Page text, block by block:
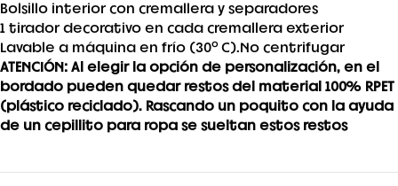
Bolsillo interior con cremallera y separadores
1 tirador decorativo en cada cremallera exterior
Lavable a máquina en frío (30ºC).No centrifugar
ATENCIÓN: Al elegir la opción de personalización, en el
bordado pueden quedar restos del material 100% RPET
(plástico reciclado). Rascando un poquito con la ayuda
de un cepillito para ropa se sueltan estos restos